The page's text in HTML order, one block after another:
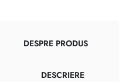
DESPRE PRODUS
DESCRIERE